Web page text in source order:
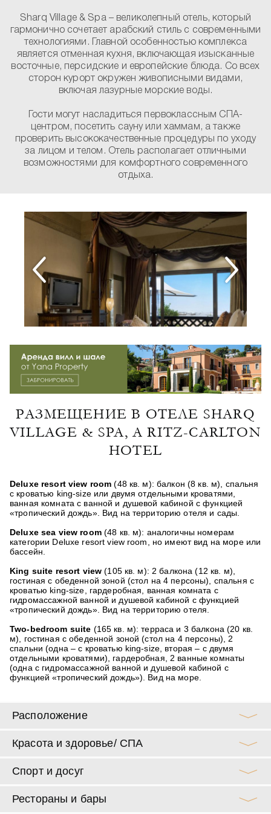
Sharq Village & Spa – великолепный отель, который
гармонично сочетает арабский стиль с современными
технологиями. Главной особенностью комплекса
является отменная кухня, включающая изысканные
восточные, персидские и европейские блюда. Со всех
сторон курорт окружен живописными видами,
включая лазурные морские воды.
Гости могут насладиться первоклассным СПА-
центром, посетить сауну или хаммам, а также
проверить высококачественные процедуры по уходу
за лицом и телом. Отель располагает отличными
возможностями для комфортного современного
отдыха.
РАЗМЕЩЕНИЕ В ОТЕЛЕ SHARQ
VILLAGE & SPA, A RITZ-CARLTON
HOTEL
Deluxe resort view room (48 кв. м): балкон (8 кв. м), спальня
с кроватью king-size или двумя отдельными кроватями,
ванная комната с ванной и душевой кабиной с функцией
«тропический дождь». Вид на территорию отеля и сады.
Deluxe sea view room(48 кв. м): аналогичны номерам
категории Deluxe resort view room, но имеют вид на море или
бассейн.
King suite resort view (105 кв. м): 2 балкона (12 кв. м),
гостиная с обеденной зоной (стол на 4 персоны), спальня с
кроватью king-size, гардеробная, ванная комната с
гидромассажной ванной и душевой кабиной с функцией
«тропический дождь». Вид на территорию отеля.
Two-bedroom suite (165 кв. м): терраса и 3 балкона (20 кв.
м), гостиная с обеденной зоной (стол на 4 персоны), 2
спальни (одна – с кроватью king-size, вторая – с двумя
отдельными кроватями), гардеробная, 2 ванные комнаты
(одна с гидромассажной ванной и душевой кабиной с
функцией «тропический дождь»). Вид на море.
Расположение
Красота и здоровье/ СПА
Спорт и досуг
Рестораны и бары